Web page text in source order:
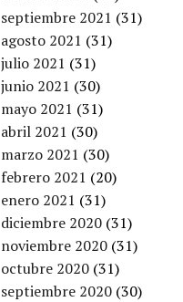
septiembre 2021 (31)
agosto 2021 (31)
julio 2021 (31)
junio 2021 (30)
mayo 2021 (31)
abril 2021 (30)
marzo 2021 (30)
febrero 2021 (20)
enero 2021 (31)
diciembre 2020 (31)
noviembre 2020 (31)
octubre 2020 (31)
septiembre 2020 (30)